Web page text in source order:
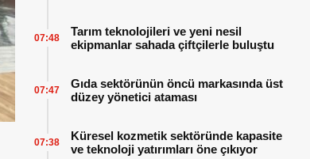
Tarım teknolojileri ve yeni nesil
ekipmanlar sahada çiftçilerle buluştu
07:48
Gıda sektörünün öncü markasında üst
düzey yönetici ataması
07:47
Küresel kozmetik sektöründe kapasite
ve teknoloji yatırımları öne çıkıyor
07:38